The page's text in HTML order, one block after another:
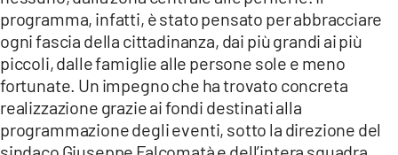
programma, infatti, è stato pensato per abbracciare
ogni fascia della cittadinanza, dai più grandi ai più
piccoli, dalle famiglie alle persone sole e meno
fortunate. Un impegno che ha trovato concreta
realizzazione grazie ai fondi destinati alla
programmazione degli eventi, sotto la direzione del